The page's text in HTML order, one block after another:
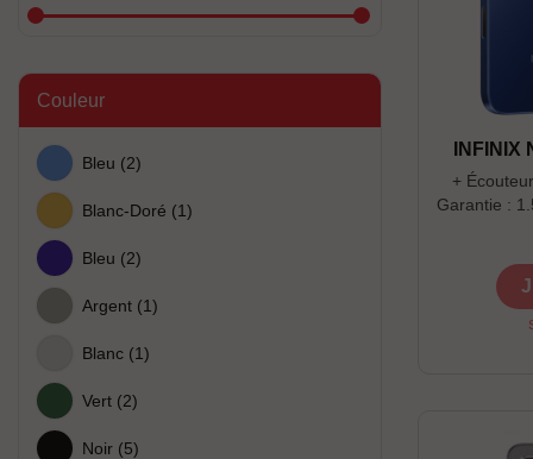
Couleur
Bleu (2)
Blanc-Doré (1)
Bleu (2)
Argent (1)
Blanc (1)
Vert (2)
Noir (5)
INFINIX
+
Garantie :
Offre